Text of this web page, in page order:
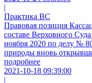
|
Практика ВС
Правовая позиция
составе Верховного
ноября 2020 по делу №
природы вновь
подробнее
2021-10-18 09:39:00
|